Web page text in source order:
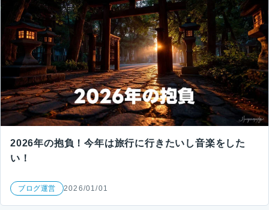
2026年の抱負！今年は旅行に行きたいし音楽をした
い！
ブログ運営 2026/01/01